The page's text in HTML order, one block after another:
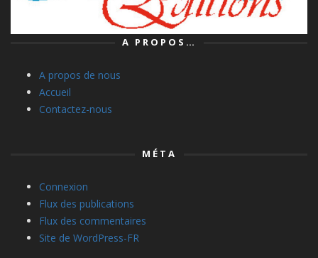
A PROPOS…
A propos de nous
Accueil
Contactez-nous
MÉTA
Connexion
Flux des publications
Flux des commentaires
Site de WordPress-FR